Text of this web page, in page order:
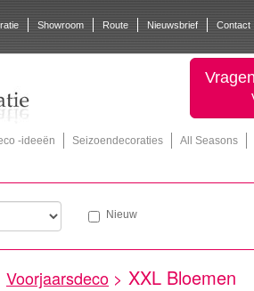
Showroom Route Nieuwsbrief Contact
-ideeën Seizoendecoraties
All Seasons
Nieuw
Voorjaarsdeco > XXL Bloemen